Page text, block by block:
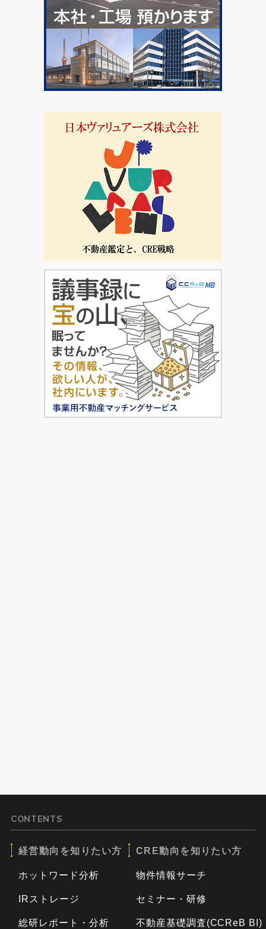
CONTENTS
経営動向を知りたい方
ホットワード分析
IRストレージ
総研レポート・分析
CRE動向を知りたい方
物件情報サーチ
セミナー・研修
不動産基礎調査(CCReB BI)